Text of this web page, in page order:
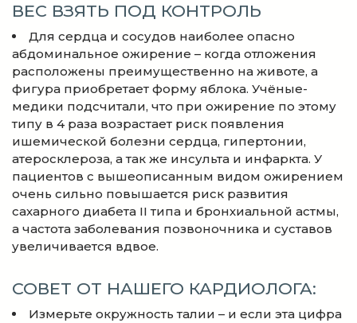
ВЕС ВЗЯТЬ ПОД КОНТРОЛЬ
Для сердца и сосудов наиболее опасно
абдоминальное ожирение – когда отложения
расположены преимущественно на животе, а
фигура приобретает форму яблока. Учёные-
медики подсчитали, что при ожирение по этому
типу в 4 раза возрастает риск появления
ишемической болезни сердца, гипертонии,
атеросклероза, а так же инсульта и инфаркта. У
пациентов с вышеописанным видом ожирением
очень сильно повышается риск развития
сахарного диабета II типа и бронхиальной астмы,
а частота заболевания позвоночника и суставов
увеличивается вдвое.
СОВЕТ ОТ НАШЕГО КАРДИОЛОГА:
Измерьте окружность талии – и если эта цифра